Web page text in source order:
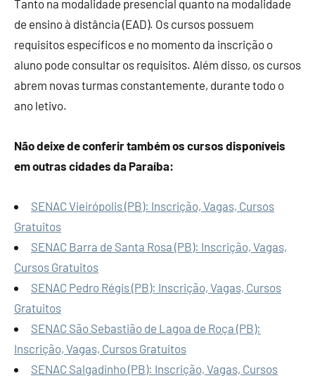
Tanto na modalidade presencial quanto na modalidade
de ensino à distância (EAD). Os cursos possuem
requisitos específicos e no momento da inscrição o
aluno pode consultar os requisitos. Além disso, os cursos
abrem novas turmas constantemente, durante todo o
ano letivo.
Não deixe de conferir também os cursos disponíveis
em outras cidades da Paraíba:
SENAC Vieirópolis (PB): Inscrição, Vagas, Cursos
Gratuitos
SENAC Barra de Santa Rosa (PB): Inscrição, Vagas,
Cursos Gratuitos
SENAC Pedro Régis (PB): Inscrição, Vagas, Cursos
Gratuitos
SENAC São Sebastião de Lagoa de Roça (PB):
Inscrição, Vagas, Cursos Gratuitos
SENAC Salgadinho (PB): Inscrição, Vagas, Cursos